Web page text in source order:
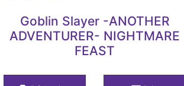
Goblin Slayer -ANOTHER
ADVENTURER- NIGHTMARE
FEAST